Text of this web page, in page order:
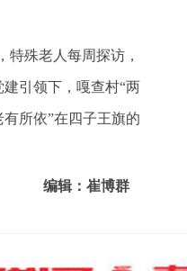
殊老人每周探访，
引领下，嘎查村“两
所依”在四子王旗的
编辑：崔博群